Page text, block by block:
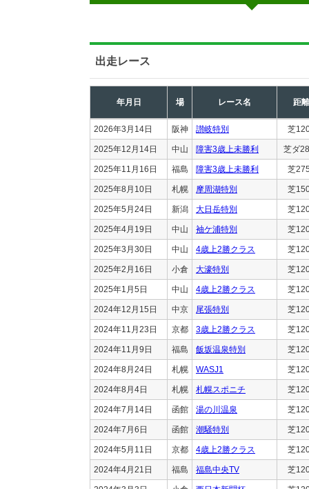
出走レース
年月日 場 レース名 距離
2026年3月14日 阪神 讃岐特別 芝
2025年12月14日 中山 障害3歳上未勝利 芝ダ
2025年11月16日 福島 障害3歳上未勝利 芝
2025年8月10日 札幌 摩周湖特別 芝
2025年5月24日 新潟 大日岳特別 芝
2025年4月19日 中山 袖ケ浦特別 芝
2025年3月30日 中山 4歳上2勝クラス 芝
2025年2月16日 小倉 大濠特別 芝
2025年1月5日 中山 4歳上2勝クラス 芝
2024年12月15日 中京 尾張特別 芝
2024年11月23日 京都 3歳上2勝クラス 芝
2024年11月9日 福島 飯坂温泉特別 芝
2024年8月24日 札幌 WASJ1 芝
2024年8月4日 札幌 札幌スポニチ 芝
2024年7月14日 函館 湯の川温泉 芝
2024年7月6日 函館 潮騒特別 芝
2024年5月11日 京都 4歳上2勝クラス 芝
2024年4月21日 福島 福島中央TV 芝